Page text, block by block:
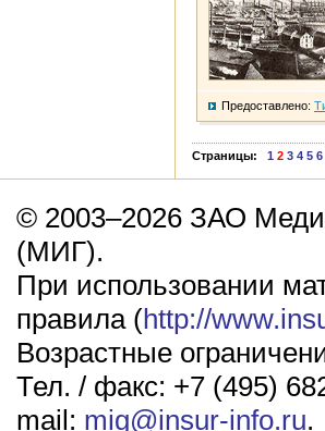
Предоставлено:
Страницы: 1 2 3 4 5 6
© 2003–2026 ЗАО
(МИГ).
При использовании
правила (http://
Возрастные
Тел. / факс: +7 (495)
mail: mig@insur-info.ru.